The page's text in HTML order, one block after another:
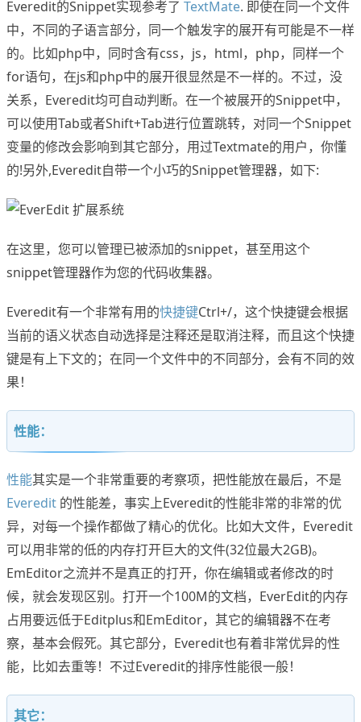
Everedit的Snippet实现参考了 TextMate. 即使在同一个文件
中，不同的子语言部分，同一个触发字的展开有可能是不一样
的。比如php中，同时含有css，js，html，php，同样一个
for语句，在js和php中的展开很显然是不一样的。不过，没
关系，Everedit均可自动判断。在一个被展开的Snippet中，
可以使用Tab或者Shift+Tab进行位置跳转，对同一个Snippet
变量的修改会影响到其它部分，用过Textmate的用户，你懂
的!另外,Everedit自带一个小巧的Snippet管理器，如下:
在这里，您可以管理已被添加的snippet，甚至用这个
snippet管理器作为您的代码收集器。
Everedit有一个非常有用的快捷键Ctrl+/，这个快捷键会根据
当前的语义状态自动选择是注释还是取消注释，而且这个快捷
键是有上下文的；在同一个文件中的不同部分，会有不同的效
果！
性能：
性能其实是一个非常重要的考察项，把性能放在最后，不是
Everedit 的性能差，事实上Everedit的性能非常的非常的优
异，对每一个操作都做了精心的优化。比如大文件，Everedit
可以用非常的低的内存打开巨大的文件(32位最大2GB)。
EmEditor之流并不是真正的打开，你在编辑或者修改的时
候，就会发现区别。打开一个100M的文档，EverEdit的内存
占用要远低于Editplus和EmEditor，其它的编辑器不在考
察，基本会假死。其它部分，Everedit也有着非常优异的性
能，比如去重等！不过Everedit的排序性能很一般！
其它：